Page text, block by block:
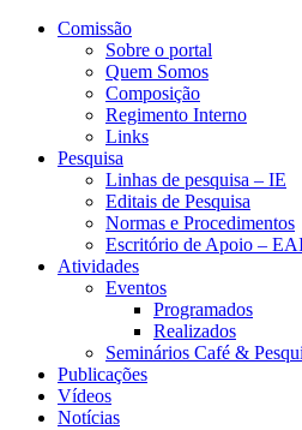
Comissão
Sobre o portal
Quem Somos
Composição
Regimento Interno
Links
Pesquisa
Linhas de pesquisa – IE
Editais de Pesquisa
Normas e Procedimentos
Escritório de Apoio –
Atividades
Eventos
Programados
Realizados
Seminários Café &
Publicações
Vídeos
Notícias